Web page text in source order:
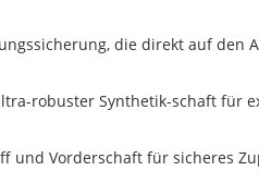
die direkt auf den
robuster Synthetik-­schaft für
und Vorderschaft für sicheres